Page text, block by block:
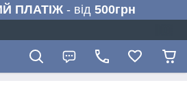
ПЛАТІЖ- від 500грн